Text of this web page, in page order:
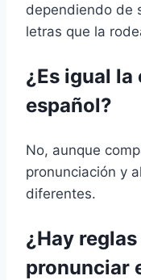
dependiendo de
letras que la
¿Es igual
español?
No, aunque
pronunciación y
diferentes.
¿Hay
pronunciar